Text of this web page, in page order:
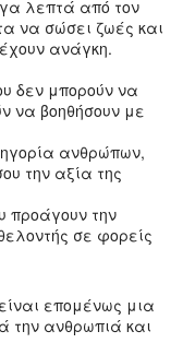
λεπτά από τον
να σώσει ζωές και
ανάγκη.
δεν μπορούν να
να βοηθήσουν με
ανθρώπων,
την αξία της
προάγουν την
σε φορείς
είναι επομένως μια
την ανθρωπιά και